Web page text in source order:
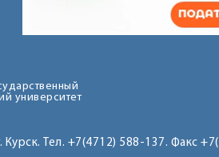
университет
Курск. Тел. +7(4712) 588-137. Факс